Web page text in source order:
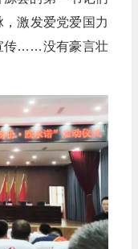
激发爱党爱国力
传……没有豪言壮